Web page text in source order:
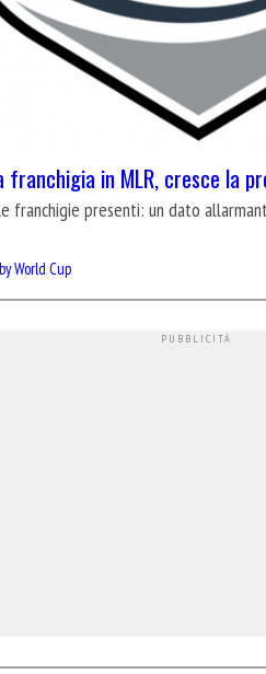
in MLR, cresce la
franchigie presenti: un dato
World Cup